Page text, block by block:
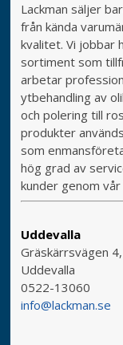
Lackman säljer
från kända
kvalitet. Vi jobbar
sortiment som
arbetar
ytbehandling av
och polering till
produkter
som
hög grad av
kunder genom
Uddevalla
Gräskärrsvägen
Uddevalla
0522-13060
info@lackman.se